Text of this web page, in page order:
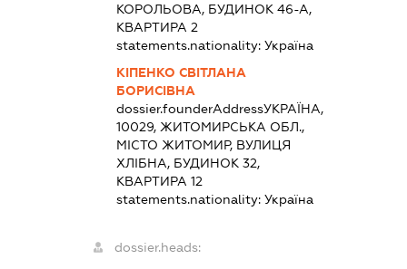
КОРОЛЬОВА, БУДИНОК 46-А,
КВАРТИРА 2
statements.nationality: Україна
КІПЕНКО СВІТЛАНА
БОРИСІВНА
dossier.founderAddressУКРАЇНА,
10029, ЖИТОМИРСЬКА ОБЛ.,
МІСТО ЖИТОМИР, ВУЛИЦЯ
ХЛІБНА, БУДИНОК 32,
КВАРТИРА 12
statements.nationality: Україна
dossier.heads: